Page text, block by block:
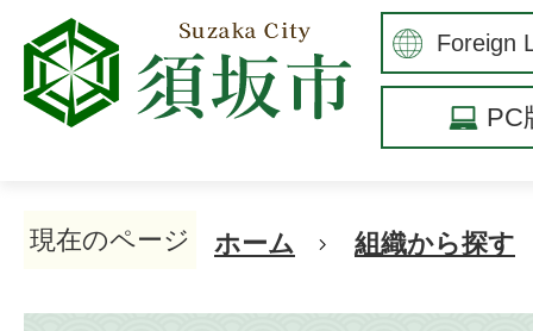
PC
現在のページ ホーム 組織から探す